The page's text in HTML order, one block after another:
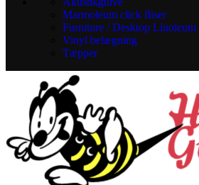
Marmoleum click fliser
Furniture / Desktop Linoleum
Vinyl belægning
Tæpper